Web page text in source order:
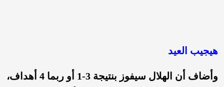
هيجيب العيد
وأضاف أن الهلال سيفوز بنتيجة 3-1 أو ربما 4 أهداف،